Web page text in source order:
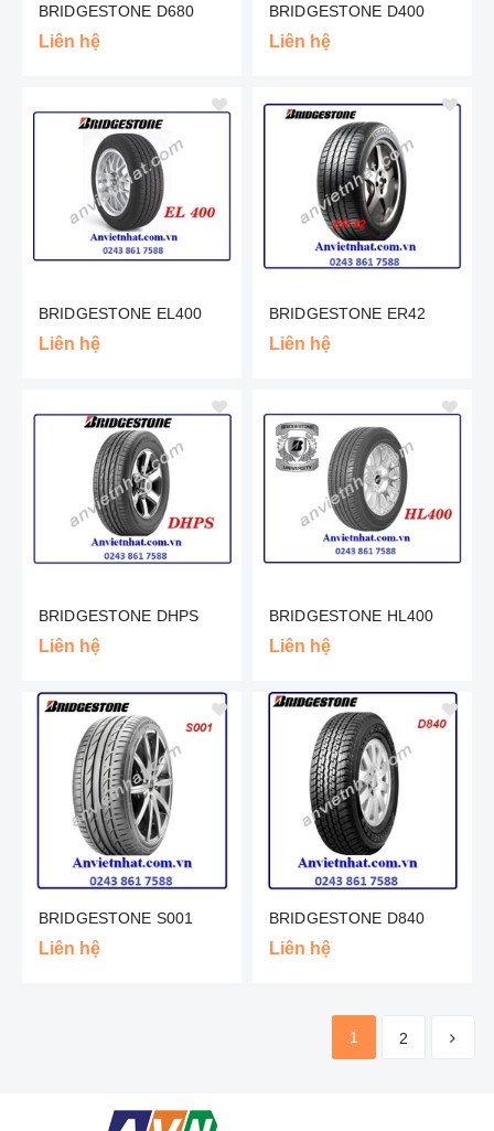
BRIDGESTONE D680
Liên hệ
BRIDGESTONE D400
Liên hệ
BRIDGESTONE EL400
Liên hệ
BRIDGESTONE ER42
Liên hệ
BRIDGESTONE DHPS
Liên hệ
BRIDGESTONE HL400
Liên hệ
BRIDGESTONE S001
Liên hệ
BRIDGESTONE D840
Liên hệ
1 2